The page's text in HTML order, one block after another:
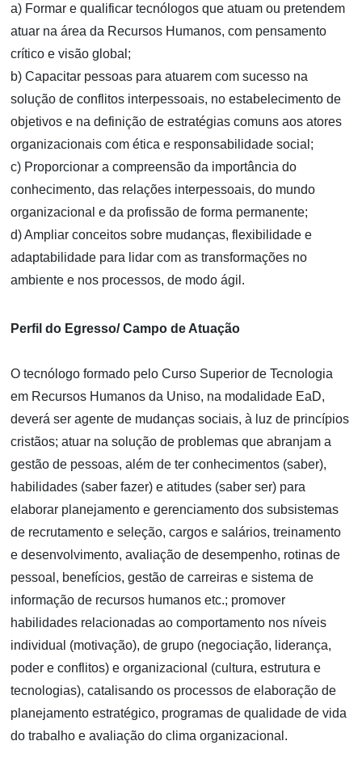
a) Formar e qualificar tecnólogos que atuam ou pretendem
atuar na área da Recursos Humanos, com pensamento
crítico e visão global;
b) Capacitar pessoas para atuarem com sucesso na
solução de conflitos interpessoais, no estabelecimento de
objetivos e na definição de estratégias comuns aos atores
organizacionais com ética e responsabilidade social;
c) Proporcionar a compreensão da importância do
conhecimento, das relações interpessoais, do mundo
organizacional e da profissão de forma permanente;
d) Ampliar conceitos sobre mudanças, flexibilidade e
adaptabilidade para lidar com as transformações no
ambiente e nos processos, de modo ágil.
Perfil do Egresso/ Campo de Atuação
O tecnólogo formado pelo Curso Superior de Tecnologia
em Recursos Humanos da Uniso, na modalidade EaD,
deverá ser agente de mudanças sociais, à luz de princípios
cristãos; atuar na solução de problemas que abranjam a
gestão de pessoas, além de ter conhecimentos (saber),
habilidades (saber fazer) e atitudes (saber ser) para
elaborar planejamento e gerenciamento dos subsistemas
de recrutamento e seleção, cargos e salários, treinamento
e desenvolvimento, avaliação de desempenho, rotinas de
pessoal, benefícios, gestão de carreiras e sistema de
informação de recursos humanos etc.; promover
habilidades relacionadas ao comportamento nos níveis
individual (motivação), de grupo (negociação, liderança,
poder e conflitos) e organizacional (cultura, estrutura e
tecnologias), catalisando os processos de elaboração de
planejamento estratégico, programas de qualidade de vida
do trabalho e avaliação do clima organizacional.